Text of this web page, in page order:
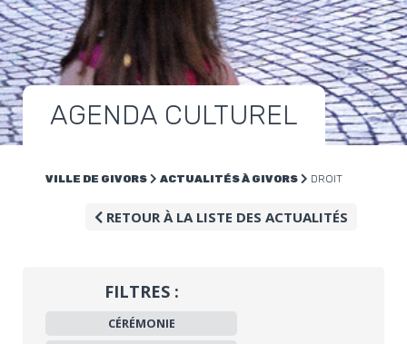
AGENDA CULTUREL
VILLE DE GIVORS ACTUALITÉS À GIVORS DROIT
RETOUR À LA LISTE DES ACTUALITÉS
FILTRES :
CÉRÉMONIE